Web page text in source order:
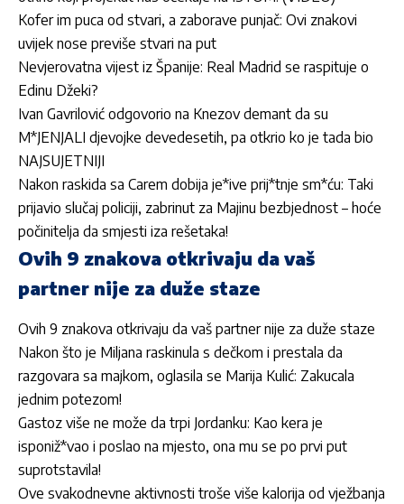
Kofer im puca od stvari, a zaborave punjač: Ovi znakovi
uvijek nose previše stvari na put
Nevjerovatna vijest iz Španije: Real Madrid se raspituje o
Edinu Džeki?
Ivan Gavrilović odgovorio na Knezov demant da su
M*JENJALI djevojke devedesetih, pa otkrio ko je tada bio
NAJSUJETNIJI
Nakon raskida sa Carem dobija je*ive prij*tnje sm*ću: Taki
prijavio slučaj policiji, zabrinut za Majinu bezbjednost – hoće
počinitelja da smjesti iza rešetaka!
Ovih 9 znakova otkrivaju da vaš
partner nije za duže staze
Ovih 9 znakova otkrivaju da vaš partner nije za duže staze
Nakon što je Miljana raskinula s dečkom i prestala da
razgovara sa majkom, oglasila se Marija Kulić: Zakucala
jednim potezom!
Gastoz više ne može da trpi Jordanku: Kao kera je
isponiž*vao i poslao na mjesto, ona mu se po prvi put
suprotstavila!
Ove svakodnevne aktivnosti troše više kalorija od vježbanja